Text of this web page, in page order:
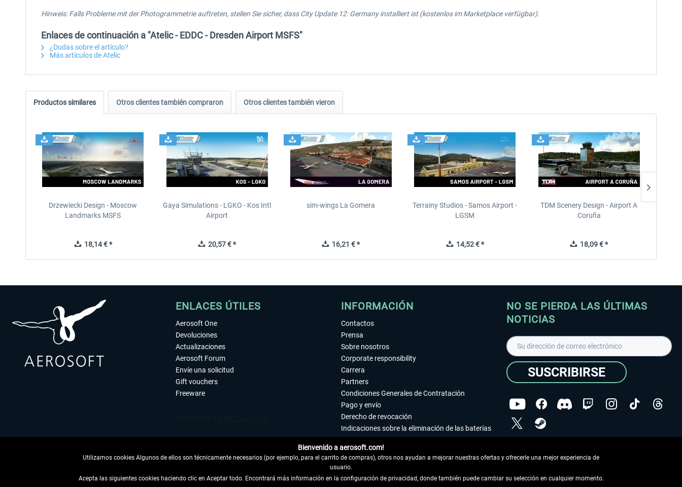
Hinweis: Falls Probleme mit der Photogrammetrie auftreten, stellen Sie sicher, dass City Update 12: Germany installiert ist (kostenlos im Marketplace verfügbar).
Enlaces de continuación a "Atelic - EDDC - Dresden Airport MSFS"
¿Dudas sobre el artículo?
Más artículos de Atelic
Productos similares Otros clientes también compraron Otros clientes también vieron
Drzewiecki Design - Moscow
Landmarks MSFS
18,14 € *
Gaya Simulations - LGKO - Kos Intl
Airport
20,57 € *
sim-wings La Gomera
16,21 € *
Terrainy Studios - Samos Airport -
LGSM
14,52 € *
TDM Scenery Design - Airport A
Coruña
18,09 € *
ENLACES ÚTILES
Aerosoft One
Devoluciones
Actualizaciones
Aerosoft Forum
Envíe una solicitud
Gift vouchers
Freeware
INFORMACIÓN
Contactos
Prensa
Sobre nosotros
Corporate responsibility
Carrera
Partners
Condiciones Generales de Contratación
Pago y envío
Derecho de revocación
Indicaciones sobre la eliminación de las baterías
Accesibilidad
Aviso legal
NO SE PIERDA LAS ÚLTIMAS
NOTICIAS
SUSCRIBIRSE
Copyright © Aerosoft GmbH - Todos los derechos
Bienvenido a aerosoft.com!
Utilizamos cookies Algunos de ellos son técnicamente necesarios (por ejemplo, para el carrito de compras), otros nos ayudan a mejorar nuestras ofertas y ofrecerle una mejor experiencia de
usuario.
Acepta las siguientes cookies haciendo clic en Aceptar todo. Encontrará más información en la configuración de privacidad, donde también puede cambiar su selección en cualquier momento.